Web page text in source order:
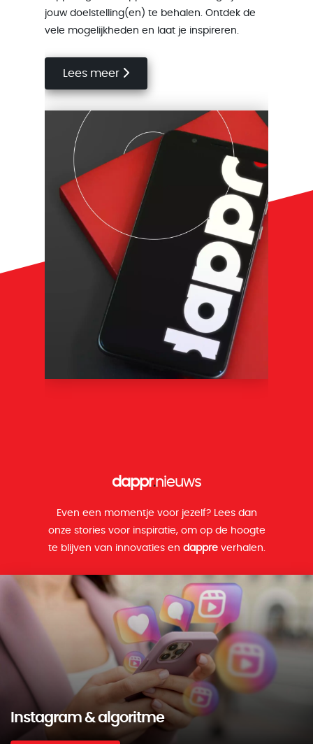
jouw doelstelling(en) te behalen. Ontdek de
vele mogelijkheden en laat je inspireren.
Lees meer
dappr.nieuws
Even een momentje voor jezelf? Lees dan
onze stories voor inspiratie, om op de hoogte
te blijven van innovaties en dappreverhalen.
Instagram & algoritme